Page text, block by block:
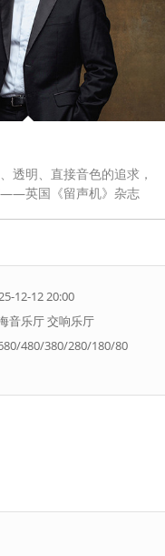
透明、直接音色的追求，
英国《留声机》杂志
12-12 20:00
音乐厅 交响乐厅
480/380/280/180/80